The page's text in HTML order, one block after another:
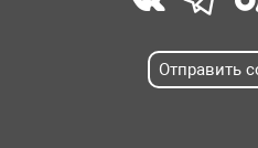
Отправить